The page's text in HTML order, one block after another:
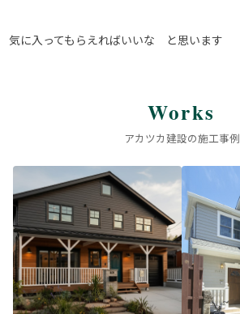
気に入ってもらえればいいな と思います
Works
アカツカ建設の施工事例